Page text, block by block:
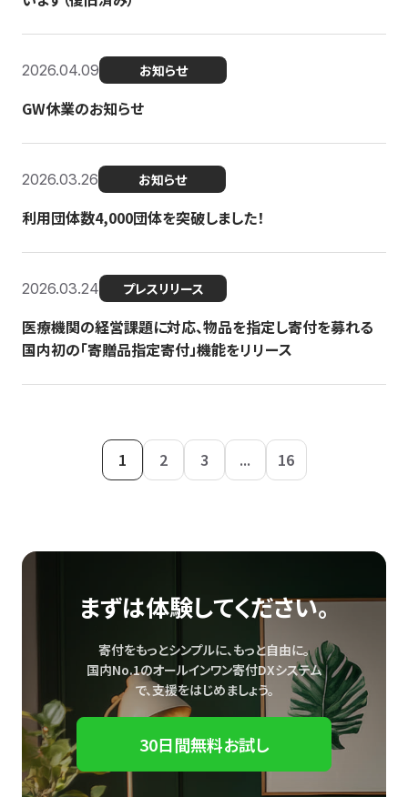
2026.04.09 お知らせ
GW休業のお知らせ
2026.03.26 お知らせ
利用団体数4,000団体を突破しました！
2026.03.24 プレスリリース
医療機関の経営課題に対応、物品を指定し寄付を募れる
国内初の「寄贈品指定寄付」機能をリリース
1 2 3 ... 16
まずは体験してください。
寄付をもっとシンプルに、もっと自由に。
国内No.1のオールインワン寄付DXシステム
で、支援をはじめましょう。
30日間無料お試し